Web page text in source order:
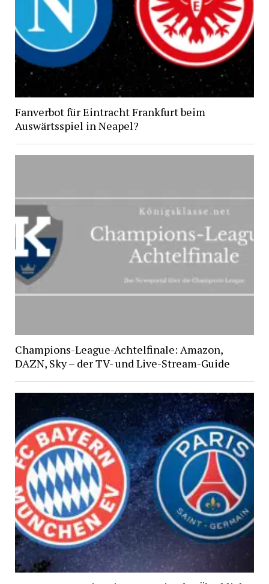
Fanverbot für Eintracht Frankfurt beim
Auswärtsspiel in Neapel?
Champions-League-Achtelfinale: Amazon,
DAZN, Sky – der TV- und Live-Stream-Guide